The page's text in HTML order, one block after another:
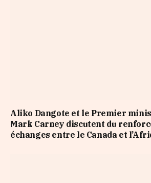
Aliko Dangote et le Premier
Mark Carney discutent du
échanges entre le Canada et